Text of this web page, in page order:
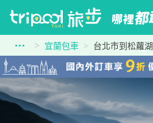
宜蘭包車 台北市到松蘿湖